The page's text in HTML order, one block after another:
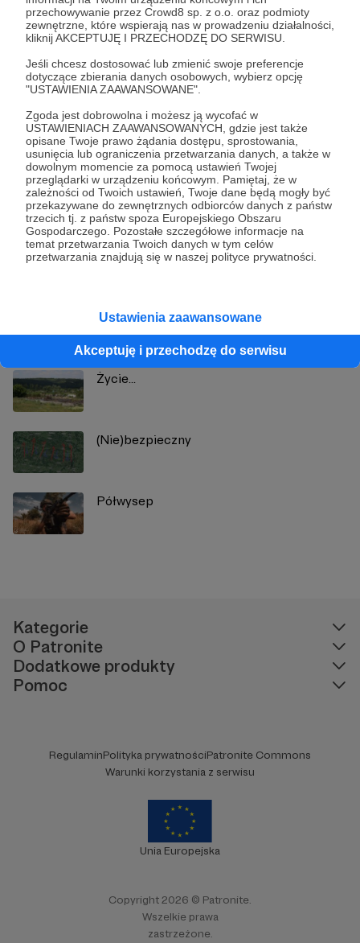
przechowywanie przez Crowd8 sp. z o.o. oraz podmioty
zewnętrzne, które wspierają nas w prowadzeniu działalności,
kliknij AKCEPTUJĘ I PRZECHODZĘ DO SERWISU.
Jeśli chcesz dostosować lub zmienić swoje preferencje
dotyczące zbierania danych osobowych, wybierz opcję
"USTAWIENIA ZAAWANSOWANE".
Zgoda jest dobrowolna i możesz ją wycofać w
USTAWIENIACH ZAAWANSOWANYCH, gdzie jest także
opisane Twoje prawo żądania dostępu, sprostowania,
usunięcia lub ograniczenia przetwarzania danych, a także w
dowolnym momencie za pomocą ustawień Twojej
przeglądarki w urządzeniu końcowym. Pamiętaj, że w
zależności od Twoich ustawień, Twoje dane będą mogły być
przekazywane do zewnętrznych odbiorców danych z państw
trzecich tj. z państw spoza Europejskiego Obszaru
Gospodarczego. Pozostałe szczegółowe informacje na
temat przetwarzania Twoich danych w tym celów
przetwarzania znajdują się w naszej polityce prywatności.
Ustawienia zaawansowane
Akceptuję i przechodzę do serwisu
operacja kurska jesień na froncie kiedy pokój? ZSU
Marcin Ogdowski
Zobacz profil autora
Zobacz również
Życie...
(Nie)bezpieczny
Półwysep
Kategorie
O Patronite
Dodatkowe produkty
Pomoc
RegulaminPolityka prywatnościPatronite Commons
Warunki korzystania z serwisu
Unia Europejska
Copyright 2026 © Patronite.
Wszelkie prawa
zastrzeżone.